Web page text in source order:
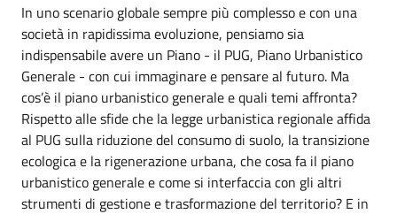
In uno scenario globale sempre più complesso e con una
società in rapidissima evoluzione, pensiamo sia
indispensabile avere un Piano - il PUG, Piano Urbanistico
Generale - con cui immaginare e pensare al futuro. Ma
cos’è il piano urbanistico generale e quali temi affronta?
Rispetto alle sfide che la legge urbanistica regionale affida
al PUG sulla riduzione del consumo di suolo, la transizione
ecologica e la rigenerazione urbana, che cosa fa il piano
urbanistico generale e come si interfaccia con gli altri
strumenti di gestione e trasformazione del territorio? E in